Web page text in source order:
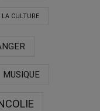
LA CULTURE
MUSIQUE